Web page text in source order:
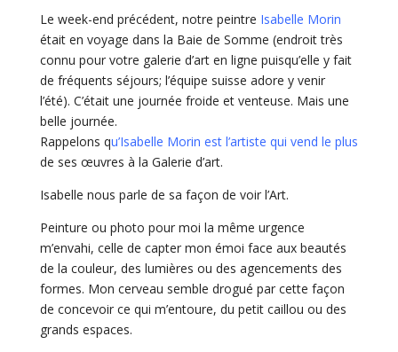
Le week-end précédent, notre peintre Isabelle Morin
était en voyage dans la Baie de Somme (endroit très
connu pour votre galerie d’art en ligne puisqu’elle y fait
de fréquents séjours; l’équipe suisse adore y venir
l’été). C’était une journée froide et venteuse. Mais une
belle journée.
Rappelons qu’Isabelle Morin est l’artiste qui vend le plus
de ses œuvres à la Galerie d’art.
Isabelle nous parle de sa façon de voir l’Art.
Peinture ou photo pour moi la même urgence
m’envahi, celle de capter mon émoi face aux beautés
de la couleur, des lumières ou des agencements des
formes. Mon cerveau semble drogué par cette façon
de concevoir ce qui m’entoure, du petit caillou ou des
grands espaces.